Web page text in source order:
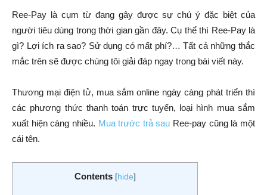
Ree-Pay là cụm từ đang gây được sự chú ý đặc biệt của
người tiêu dùng trong thời gian gần đây. Cụ thể thì Ree-Pay là
gì? Lợi ích ra sao? Sử dụng có mất phí?… Tất cả những thắc
mắc trên sẽ được chúng tôi giải đáp ngay trong bài viết này.
Thương mại điện tử, mua sắm online ngày càng phát triển thì
các phương thức thanh toán trực tuyến, loại hình mua sắm
xuất hiện càng nhiều. Mua trước trả sau Ree-pay cũng là một
cái tên.
Contents [hide]